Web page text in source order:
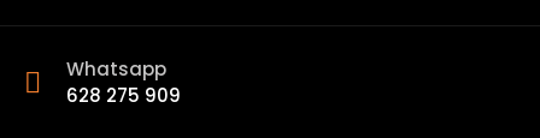
Whatsapp
628 275 909